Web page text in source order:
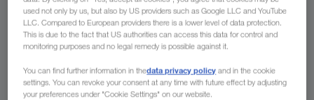
Nach
Land
used not only by us, but also by US providers such as Google LLC and YouTube
LLC. Compared to European providers there is a lower level of data protection.
This is due to the fact that US authorities can access this data for control and
monitoring purposes and no legal remedy is possible against it.
You can find further information in thedata privacy policy and in the cookie
settings. You can revoke your consent at any time with future effect by adjusting
your preferences under "Cookie Settings" on our website.